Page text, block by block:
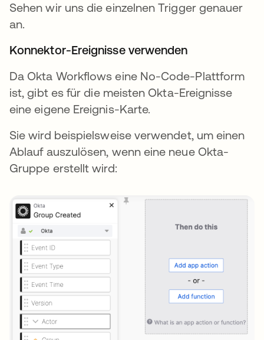
Sehen wir uns die einzelnen Trigger genauer
an.
Konnektor-Ereignisse verwenden
Da Okta Workflows eine No-Code-Plattform
ist, gibt es für die meisten Okta-Ereignisse
eine eigene Ereignis-Karte.
Sie wird beispielsweise verwendet, um einen
Ablauf auszulösen, wenn eine neue Okta-
Gruppe erstellt wird: